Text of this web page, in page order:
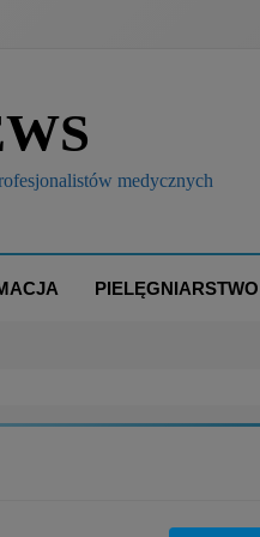
medycznych
PIELĘGNIARSTWO